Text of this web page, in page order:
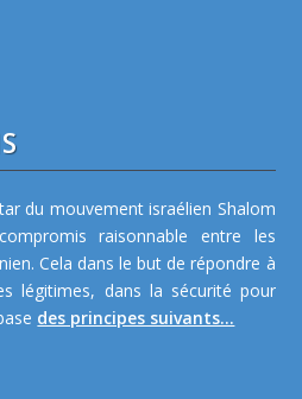
du mouvement israélien Shalom
raisonnable entre les
Cela dans le but de répondre à
légitimes, dans la sécurité pour
des principes suivants...